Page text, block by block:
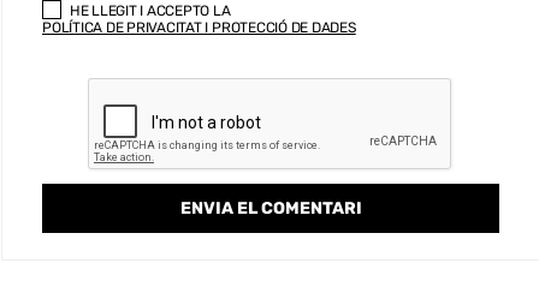
HE LLEGIT I ACCEPTO LA
POLÍTICA DE PRIVACITAT I PROTECCIÓ DE DADES